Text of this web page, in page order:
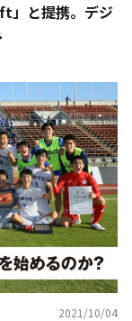
」と提携。デジ
2021/10/04